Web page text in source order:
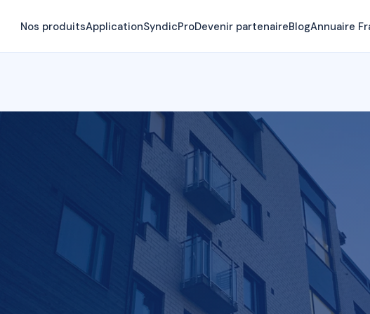
Nos produitsApplicationSyndicProDevenir partenaireBlogAnnuaire